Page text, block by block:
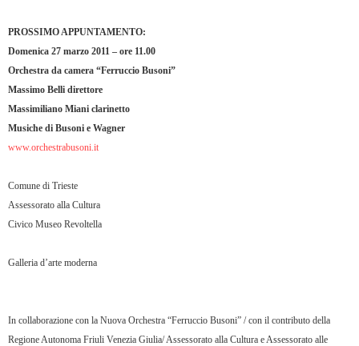
PROSSIMO APPUNTAMENTO:
Domenica 27 marzo 2011 – ore 11.00
Orchestra da camera “Ferruccio Busoni”
Massimo Belli direttore
Massimiliano Miani clarinetto
Musiche di Busoni e Wagner
www.orchestrabusoni.it
Comune di Trieste
Assessorato alla Cultura
Civico Museo Revoltella
Galleria d’arte moderna
In collaborazione con la Nuova Orchestra “Ferruccio Busoni” / con il contributo della
Regione Autonoma Friuli Venezia Giulia/ Assessorato alla Cultura e Assessorato alle